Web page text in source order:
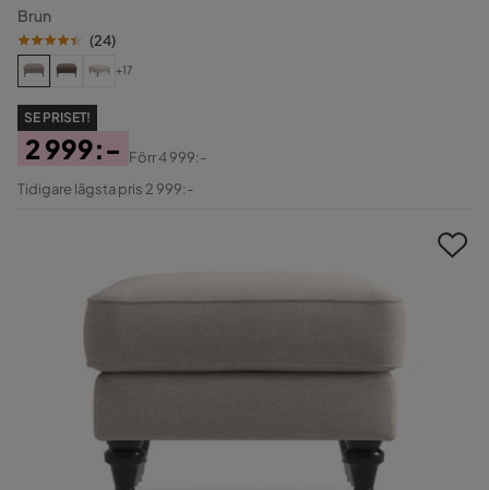
Brun
(24)
+17
SE PRISET!
Pris
2 999:-
Original
Förr4 999:-
Tidigare lägsta pris 2 999:-